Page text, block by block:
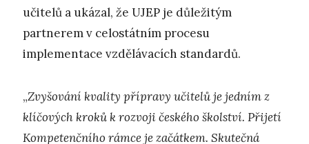
učitelů a ukázal, že UJEP je důležitým
partnerem v celostátním procesu
implementace vzdělávacích standardů.
„Zvyšování kvality přípravy učitelů je jedním z
klíčových kroků k rozvoji českého školství. Přijetí
Kompetenčního rámce je začátkem. Skutečná